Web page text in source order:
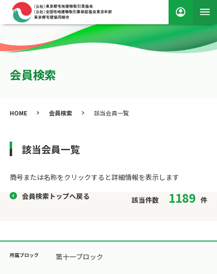
会員検索
HOME 会員検索 該当会員一覧
該当会員一覧
商号または名称をクリックすると詳細情報を表⽰します
会員検索トップへ戻る
該当件数 1189 件
第十一ブロック